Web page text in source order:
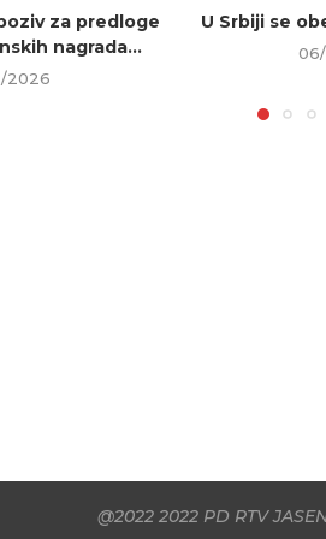
za predloge
nagrada...
2026
U Srbiji se
@2022 2022 PD RTV